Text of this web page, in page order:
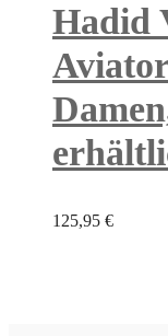
Hadid
125,95 €